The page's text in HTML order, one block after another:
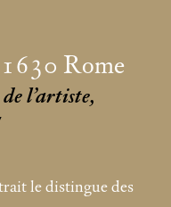
Rome
l’artiste,
le distingue des